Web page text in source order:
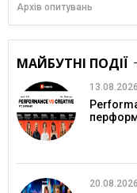
Архів опитувань
МАЙБУТНІ ПОДІЇ
13.08.2026
20.08.2026